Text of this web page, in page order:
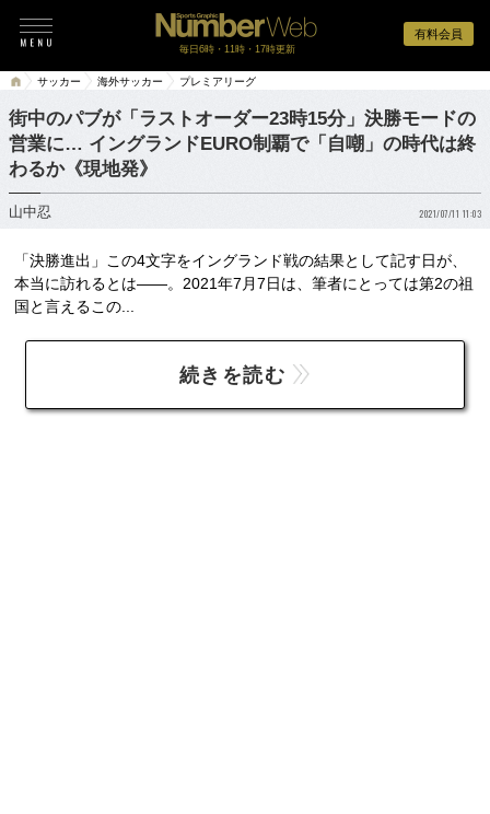
有料会員
毎日6時・11時・17時更新
サッカー 海外サッカー プレミアリーグ
街中のパブが「ラストオーダー23時15分」決勝モードの
営業に… イングランドEURO制覇で「自嘲」の時代は終
わるか《現地発》
山中忍 2021/07/11 11:03
「決勝進出」この4文字をイングランド戦の結果として記す日が、
本当に訪れるとは――。2021年7月7日は、筆者にとっては第2の祖
国と言えるこの...
続きを読む